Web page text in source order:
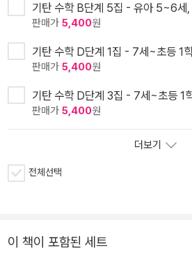
기탄 수학 B단계 5집 - 유아 5~6세,
판매가 5,400원
기탄 수학 D단계 1집 - 7세~초등 1
판매가 5,400원
기탄 수학 D단계 3집 - 7세~초등 1
판매가 5,400원
더보기
전체선택
이 책이 포함된 세트